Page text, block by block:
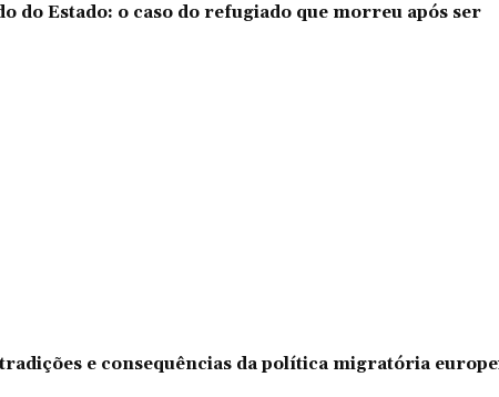
do Estado: o caso do refugiado que morreu após ser
e consequências da política migratória